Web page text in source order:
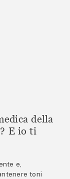
della
E io ti
e,
toni